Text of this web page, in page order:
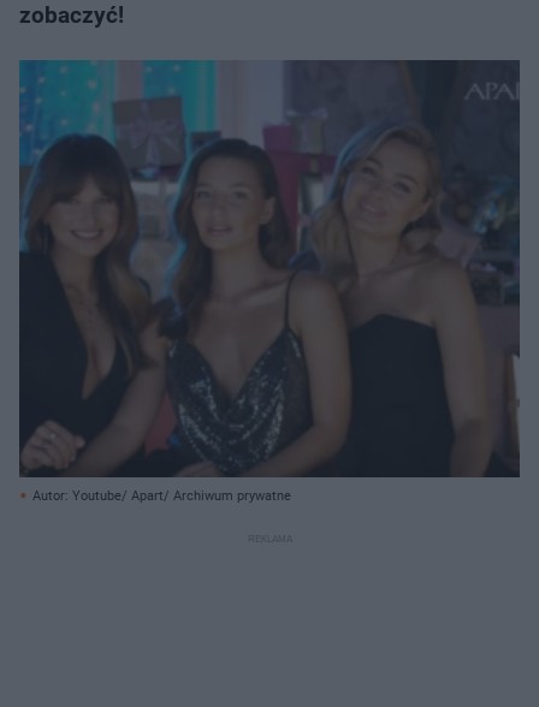
zobaczyć!
Autor: Youtube/ Apart/ Archiwum prywatne